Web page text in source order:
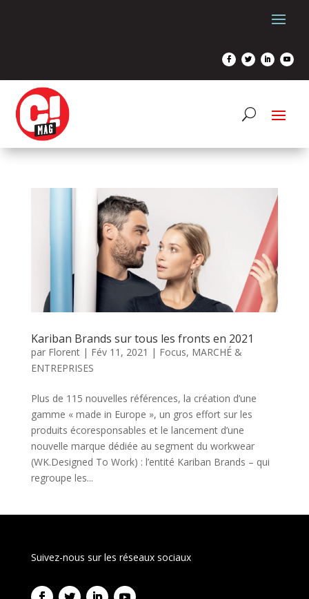
Kariban Brands sur tous les fronts en 2021
par Florent| Fév 11, 2021 | Focus, MARCHÉ &
ENTREPRISES
Plus de 115 nouvelles références, la création d’une
gamme « made in Europe », un gros effort sur les
produits écoresponsables et le lancement d’une
nouvelle marque dédiée au segment du workwear
(WK.Designed To Work) : l’entité Kariban Brands – qui
regroupe les...
Suivez-nous sur les réseaux sociaux